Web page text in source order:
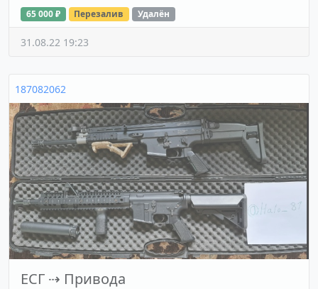
65 000 ₽ Перезалив Удалён
31.08.22 19:23
187082062
ЕСГ ⇢ Привода